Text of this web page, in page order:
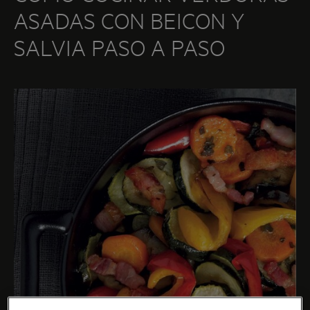
INGREDIENTES
1 berenjena pequeña
1 pimiento amarillo
1 pimiento rojo
Sal y pimienta
6 cucharadas de aceite de oliva
100 g de beicon
1 limón
PREPARACIÓN
ASADAS CON BEICON Y
SALVIA PASO A PASO